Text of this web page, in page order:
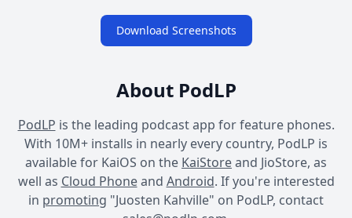
Download Screenshots
About PodLP
PodLP is the leading podcast app for feature phones.
With 10M+ installs in nearly every country, PodLP is
available for KaiOS on the KaiStoreand JioStore, as
well as Cloud Phoneand Android. If you're interested
in promoting "Juosten Kahville" on PodLP, contact